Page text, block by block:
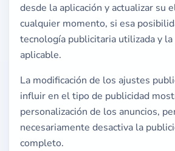
desde la aplicación y actualizar su
cualquier momento, si esa
tecnología publicitaria utilizada y
aplicable.
La modificación de los ajustes
influir en el tipo de publicidad
personalización de los anuncios,
necesariamente desactiva la
completo.